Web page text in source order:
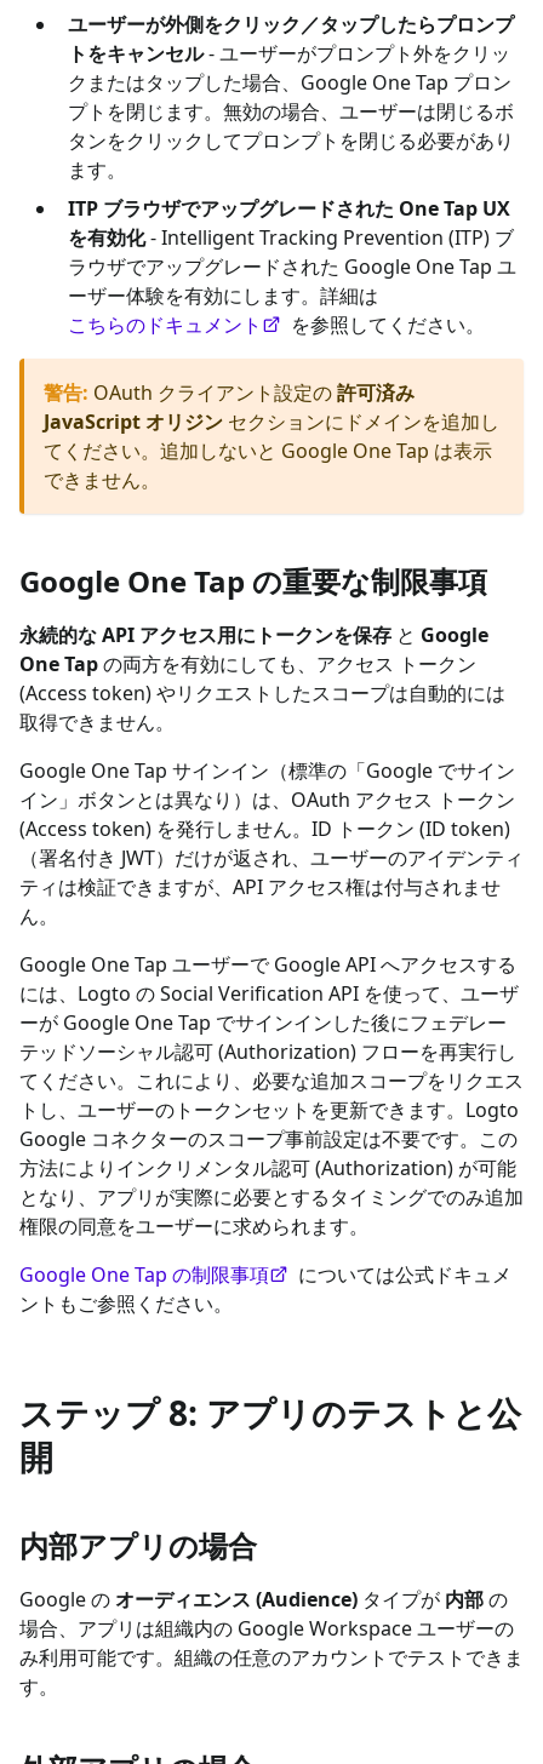
ユーザーが外側をクリック／タップしたらプロンプ
トをキャンセル- ユーザーがプロンプト外をクリッ
クまたはタップした場合、Google One Tap プロン
プトを閉じます。無効の場合、ユーザーは閉じるボ
タンをクリックしてプロンプトを閉じる必要があり
ます。
ITP ブラウザでアップグレードされた One Tap UX
を有効化- Intelligent Tracking Prevention (ITP) ブ
ラウザでアップグレードされた Google One Tap ユ
ーザー体験を有効にします。詳細は
こちらのドキュメント
を参照してください。
警告: OAuth クライアント設定の許可済み
JavaScript オリジン セクションにドメインを追加し
てください。追加しないと Google One Tap は表示
できません。
Google One Tap の重要な制限事項
永続的な API アクセス用にトークンを保存 と Google
One Tapの両方を有効にしても、アクセス トークン
(Access token) やリクエストしたスコープは自動的には
取得できません。
Google One Tap サインイン（標準の「Google でサイン
イン」ボタンとは異なり）は、OAuth アクセス トークン
(Access token) を発行しません。ID トークン (ID token)
（署名付き JWT）だけが返され、ユーザーのアイデンティ
ティは検証できますが、API アクセス権は付与されませ
ん。
Google One Tap ユーザーで Google API へアクセスする
には、Logto の Social Verification API を使って、ユーザ
ーが Google One Tap でサインインした後にフェデレー
テッドソーシャル認可 (Authorization) フローを再実行し
てください。これにより、必要な追加スコープをリクエス
トし、ユーザーのトークンセットを更新できます。Logto
Google コネクターのスコープ事前設定は不要です。この
方法によりインクリメンタル認可 (Authorization) が可能
となり、アプリが実際に必要とするタイミングでのみ追加
権限の同意をユーザーに求められます。
Google One Tap の制限事項
については公式ドキュメ
ントもご参照ください。
ステップ 8: アプリのテストと公
開
内部アプリの場合
Google の オーディエンス (Audience) タイプが 内部の
場合、アプリは組織内の Google Workspace ユーザーの
み利用可能です。組織の任意のアカウントでテストできま
す。